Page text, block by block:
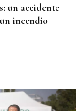
un accidente
incendio